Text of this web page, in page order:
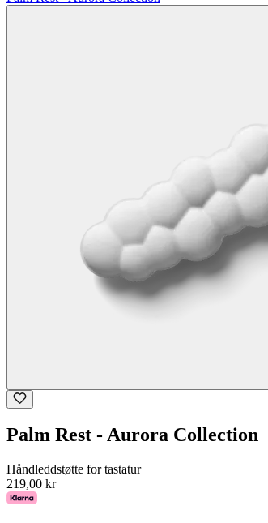
Palm Rest - Aurora Collection
Håndleddstøtte for tastatur
219,00 kr